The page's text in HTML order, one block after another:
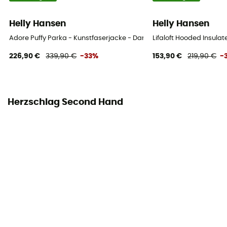
Helly Hansen
Adore Puffy Parka - Kunstfaserjacke - Damen
226,90 € 339,90 € -33%
Helly Hansen
Lifaloft Hooded
153,90 € 219,90 € -
Herzschlag Second Hand